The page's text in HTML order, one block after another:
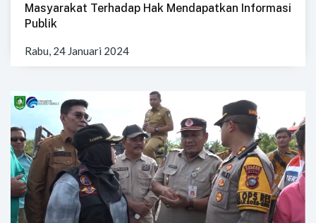
Masyarakat Terhadap Hak Mendapatkan Informasi
Publik
Rabu, 24 Januari 2024